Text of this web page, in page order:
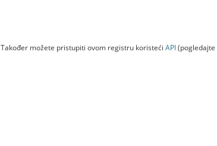
Također možete pristupiti ovom registru koristeći API(pogledajte